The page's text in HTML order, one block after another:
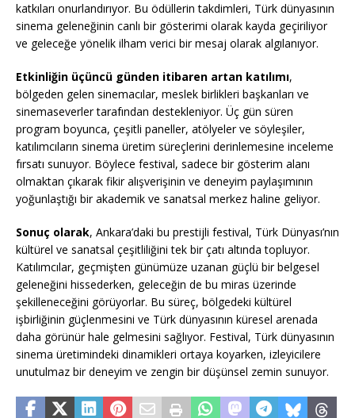
katkıları onurlandırıyor. Bu ödüllerin takdimleri, Türk dünyasının
sinema geleneğinin canlı bir gösterimi olarak kayda geçiriliyor
ve geleceğe yönelik ilham verici bir mesaj olarak algılanıyor.
Etkinliğin üçüncü günden itibaren artan katılımı,
bölgeden gelen sinemacılar, meslek birlikleri başkanları ve
sinemaseverler tarafından destekleniyor. Üç gün süren
program boyunca, çeşitli paneller, atölyeler ve söyleşiler,
katılımcıların sinema üretim süreçlerini derinlemesine inceleme
fırsatı sunuyor. Böylece festival, sadece bir gösterim alanı
olmaktan çıkarak fikir alışverişinin ve deneyim paylaşımının
yoğunlaştığı bir akademik ve sanatsal merkez haline geliyor.
Sonuç olarak, Ankara’daki bu prestijli festival, Türk Dünyası’nın
kültürel ve sanatsal çeşitliliğini tek bir çatı altında topluyor.
Katılımcılar, geçmişten günümüze uzanan güçlü bir belgesel
geleneğini hissederken, geleceğin de bu miras üzerinde
şekilleneceğini görüyorlar. Bu süreç, bölgedeki kültürel
işbirliğinin güçlenmesini ve Türk dünyasının küresel arenada
daha görünür hale gelmesini sağlıyor. Festival, Türk dünyasının
sinema üretimindeki dinamikleri ortaya koyarken, izleyicilere
unutulmaz bir deneyim ve zengin bir düşünsel zemin sunuyor.